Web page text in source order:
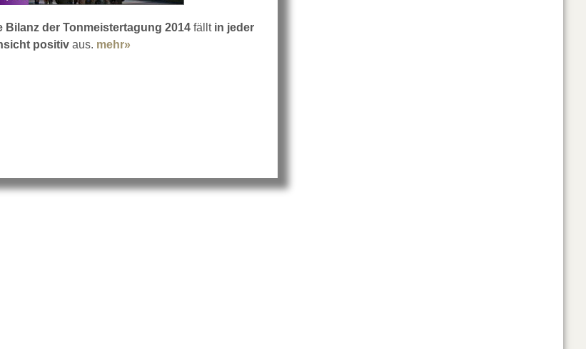
Bilanz der Tonmeistertagung 2014 fälltin jeder
positiv aus. mehr»